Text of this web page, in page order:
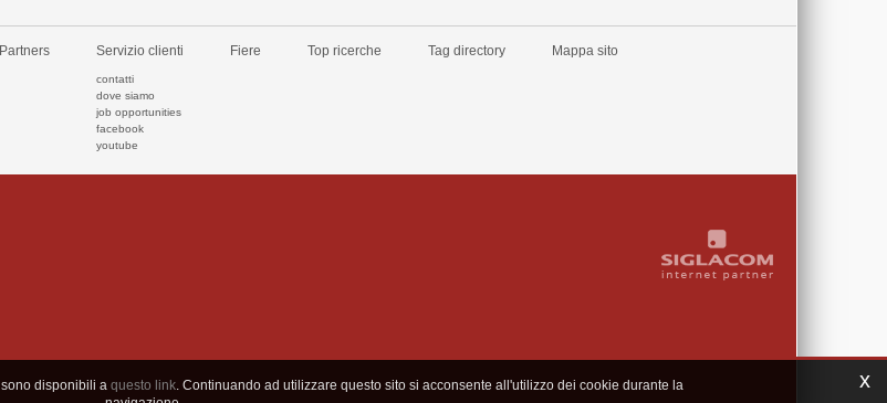
I Partners Servizio clienti
contatti
dove siamo
job opportunities
facebook
youtube
Fiere Top ricerche Tag directory Mappa sito
x
disponibili a questo link. Continuando ad utilizzare questo sito si acconsente all'utilizzo dei cookie durante la